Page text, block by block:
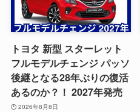
トヨタ 新型 スターレット
フルモデルチェンジ パッソ
後継となる28年ぶりの復活
あるのか？！ 2027年発売
2026年8月8日